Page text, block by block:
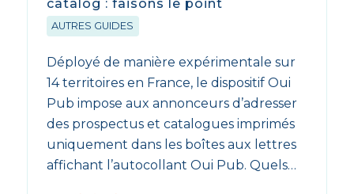
catalog : faisons le point
AUTRES GUIDES
Déployé de manière expérimentale sur
14 territoires en France, le dispositif Oui
Pub impose aux annonceurs d’adresser
des prospectus et catalogues imprimés
uniquement dans les boîtes aux lettres
affichant l’autocollant Oui Pub. Quels…